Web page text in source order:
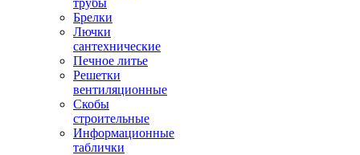
трубы
Брелки
Лючки
сантехнические
Печное литье
Решетки
вентиляционные
Скобы
строительные
Информационные
таблички